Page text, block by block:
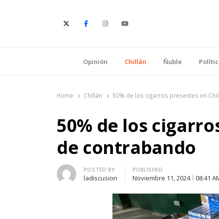
Opinión Chillán Ñuble
Home Chillán 50% de los cigarros presentes en
50% de los
de contrabando
Author
POSTED BY
ladiscusion
PUBLISHED
Noviembre 11, 2024 08:41